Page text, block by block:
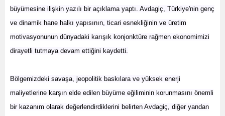
büyümesine ilişkin yazılı bir açıklama yaptı. Avdagiç, Türkiye'nin genç
ve dinamik hane halkı yapısının, ticari esnekliğinin ve üretim
motivasyonunun dünyadaki karışık konjonktüre rağmen ekonomimizi
dirayetli tutmaya devam ettiğini kaydetti.
Bölgemizdeki savaşa, jeopolitik baskılara ve yüksek enerji
maliyetlerine karşın elde edilen büyüme eğiliminin korunmasını önemli
bir kazanım olarak değerlendirdiklerini belirten Avdagiç, diğer yandan